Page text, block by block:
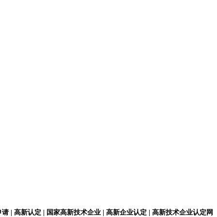
请 | 高新认定 | 国家高新技术企业 | 高新企业认定 | 高新技术企业认定网